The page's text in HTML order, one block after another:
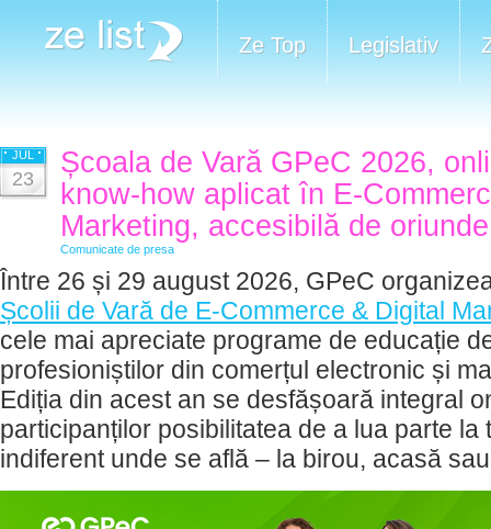
Ze Top Legislativ
JUL
23
Școala de Vară GPeC 2026,
know-how aplicat în E-
Marketing, accesibilă de oriunde
Comunicate de presa
Între 26 și 29 august 2026, GPeC
Școlii de Vară de E-Commerce & Digital
cele mai apreciate programe de educație
profesioniștilor din comerțul electronic și
Ediția din acest an se desfășoară integral
participanților posibilitatea de a lua parte la
indiferent unde se află – la birou, acasă